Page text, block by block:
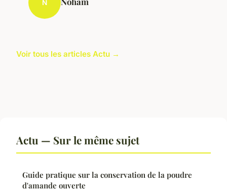
N
Voir tous les articles Actu →
Actu — Sur le même sujet
Guide pratique sur la conservation de la poudre
d'amande ouverte